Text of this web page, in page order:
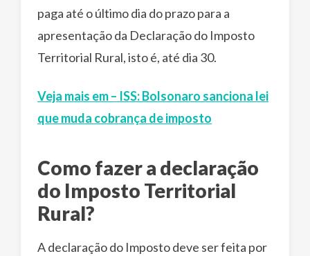
paga até o último dia do prazo para a
apresentação da Declaração do Imposto
Territorial Rural, isto é, até dia 30.
Veja mais em – ISS: Bolsonaro sanciona lei
que muda cobrança de imposto
Como fazer a declaração
do Imposto Territorial
Rural?
A declaração do Imposto deve ser feita por